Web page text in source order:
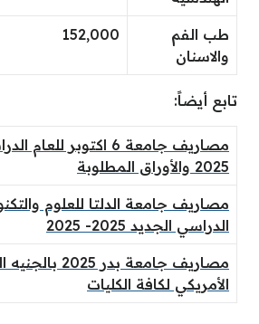
طب الفم
والاسنان
152,000
تابع أيضاً:
2025 والأوراق المطلوبة
مصاريف جامعة الدلتا للعلوم
الدراسي الجديد 2025- 2025
مصاريف جامعة
الأمريكي لكافة الكليات